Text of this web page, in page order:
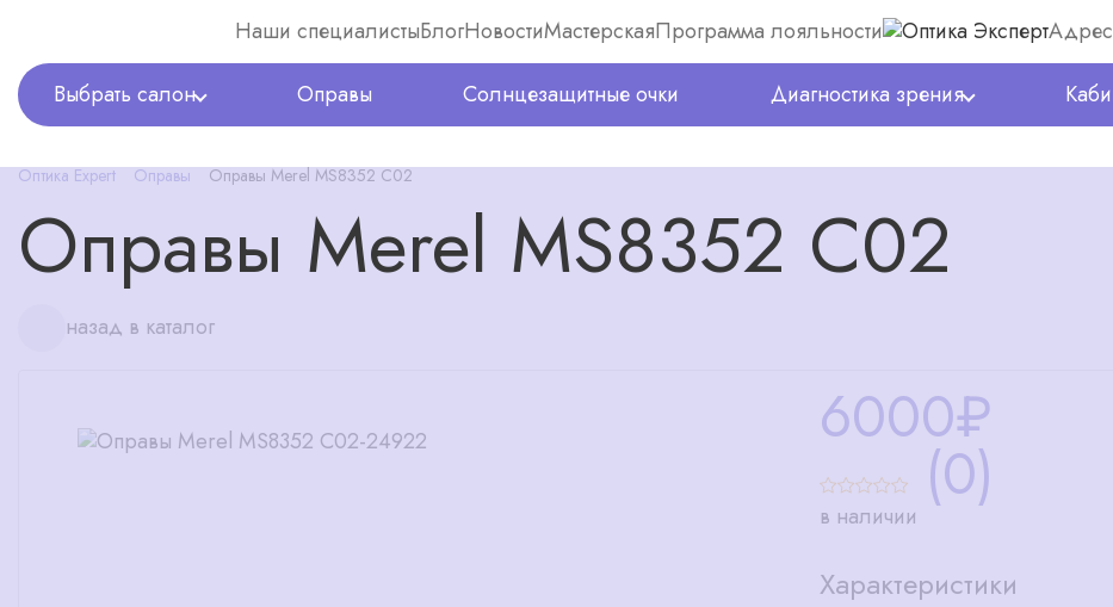
Наши специалистыБлогНовостиМастерскаяПрограмма лояльности
Выбрать салон Оправы Солнцезащитные очки Диагностика зрения
Оптика Expert Оправы Оправы Merel MS8352 C02
Оправы Merel MS8352 C02
назад в каталог
6000₽
(0)
в наличии
Характеристики